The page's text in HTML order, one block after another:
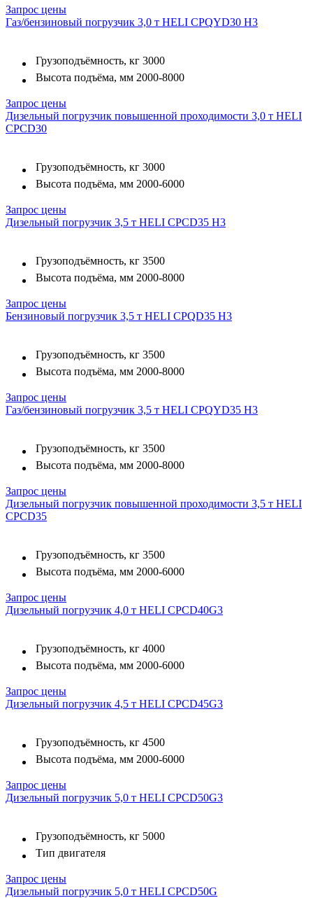
Запрос цены
Газ/бензиновый погрузчик 3,0 т HELI CPQYD30 H3
Грузоподъёмность, кг 3000
Высота подъёма, мм 2000-8000
Запрос цены
Дизельный погрузчик повышенной проходимости 3,0 т HELI
CPСD30
Грузоподъёмность, кг 3000
Высота подъёма, мм 2000-6000
Запрос цены
Дизельный погрузчик 3,5 т HELI CPCD35 H3
Грузоподъёмность, кг 3500
Высота подъёма, мм 2000-8000
Запрос цены
Бензиновый погрузчик 3,5 т HELI CPQD35 H3
Грузоподъёмность, кг 3500
Высота подъёма, мм 2000-8000
Запрос цены
Газ/бензиновый погрузчик 3,5 т HELI CPQYD35 H3
Грузоподъёмность, кг 3500
Высота подъёма, мм 2000-8000
Запрос цены
Дизельный погрузчик повышенной проходимости 3,5 т HELI
CPСD35
Грузоподъёмность, кг 3500
Высота подъёма, мм 2000-6000
Запрос цены
Дизельный погрузчик 4,0 т HELI CPCD40G3
Грузоподъёмность, кг 4000
Высота подъёма, мм 2000-6000
Запрос цены
Дизельный погрузчик 4,5 т HELI CPCD45G3
Грузоподъёмность, кг 4500
Высота подъёма, мм 2000-6000
Запрос цены
Дизельный погрузчик 5,0 т HELI CPCD50G3
Грузоподъёмность, кг 5000
Тип двигателя
Запрос цены
Дизельный погрузчик 5,0 т HELI CPCD50G